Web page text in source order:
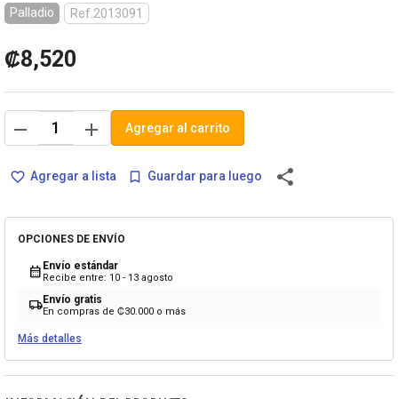
Palladio Ref.2013091
₡8,520
remove add Agregar al carrito
favorite_border Agregar a lista bookmark_border Guardar para luego share
OPCIONES DE ENVÍO
calendar_month Envío estándar
Recibe entre: 10 - 13 agosto
local_shippingEnvío gratis
En compras de ₡30.000 o más
Más detalles